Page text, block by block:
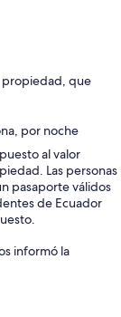
propiedad, que
por noche
al valor
Las personas
pasaporte válidos
de Ecuador
informó la